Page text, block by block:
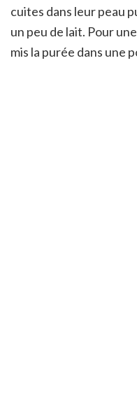
cuites dans leur peau
un peu de lait. Pour
mis la purée dans une